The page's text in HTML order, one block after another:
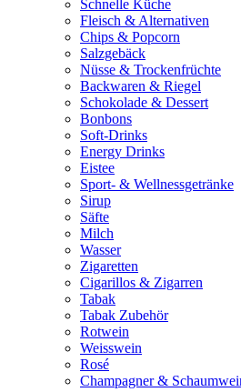
Schnelle Küche
Fleisch & Alternativen
Chips & Popcorn
Salzgebäck
Nüsse & Trockenfrüchte
Backwaren & Riegel
Schokolade & Dessert
Bonbons
Soft-Drinks
Energy Drinks
Eistee
Sport- & Wellnessgetränke
Sirup
Säfte
Milch
Wasser
Zigaretten
Cigarillos & Zigarren
Tabak
Tabak Zubehör
Rotwein
Weisswein
Rosé
Champagner &